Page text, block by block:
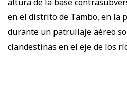
en el distrito de Tambo, en la
durante un patrullaje aéreo
clandestinas en el eje de los